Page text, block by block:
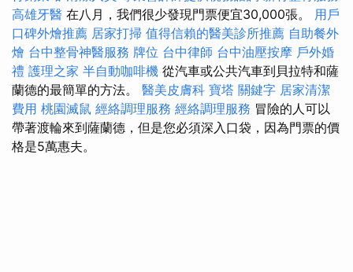
高雄牙醫 在八月，我們很少發現門票便宜30,000張。 用戶
口碑外燴推薦 居家打掃 值得信賴的醫美診所推薦 自助餐外
燴 台中整骨神醫服務 牌位 台中律師 台中油壓按摩 戶外婚
禮 護理之家 半自動咖啡機 從汽車或公共汽車到貝拉特和薩
蘭德的最簡單的方法。 醫美皮膚科 寶塔 關鍵字 居家清潔
費用 桃園滅鼠 經絡調理服務 經絡調理服務 冒險的人可以
帶著渡輪來到薩蘭德，但是您必須深入口袋，因為門票的價
格是5萬惠夫。